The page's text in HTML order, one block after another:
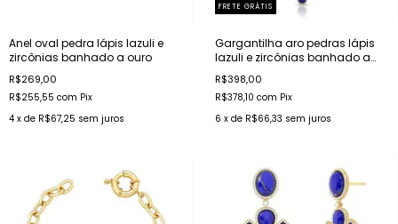
Anel oval pedra lápis lazuli e
zircônias banhado a ouro
R$269,00
R$255,55 com Pix
4 x de R$67,25 sem juros
FRETE GRÁTIS
Gargantilha aro pedras lápis
lazuli e zircônias banhado a
ouro
R$398,00
R$378,10 com Pix
6 x de R$66,33 sem juros